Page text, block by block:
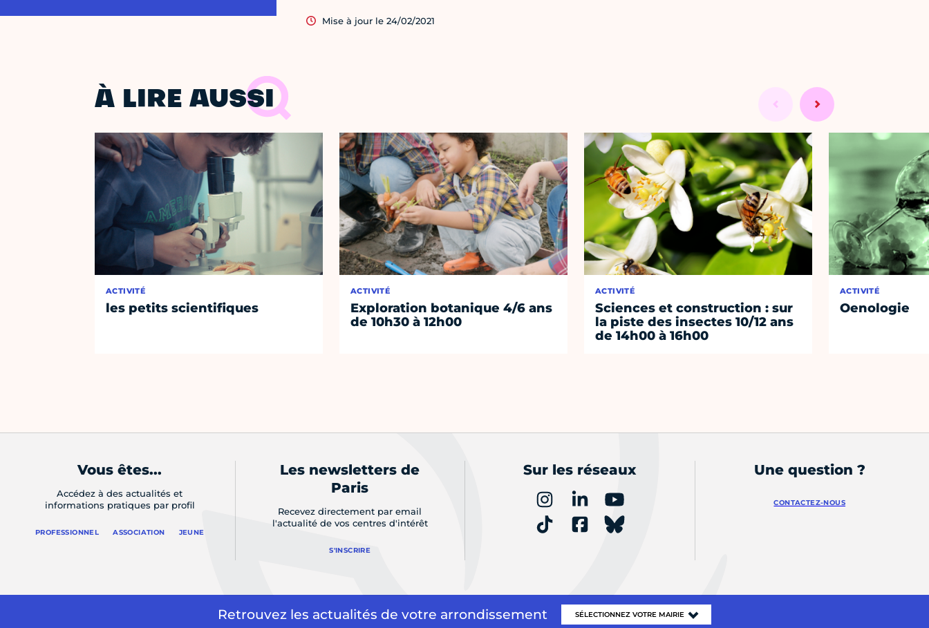
Mise à jour le 24/02/2021
À LIRE AUSSI
ACTIVITÉ
les petits scientifiques
ACTIVITÉ
Exploration botanique 4/6 ans
de 10h30 à 12h00
ACTIVITÉ
Sciences et construction : sur
la piste des insectes 10/12 ans
de 14h00 à 16h00
ACTIVITÉ
Oenologie
Vous êtes...
Accédez à des actualités et
informations pratiques par profil
PROFESSIONNEL ASSOCIATION JEUNE
Les newsletters de
Paris
Recevez directement par email
l'actualité de vos centres d'intérêt
S'INSCRIRE
Sur les réseaux Une question ?
CONTACTEZ-NOUS
Retrouvez les actualités de votre arrondissement